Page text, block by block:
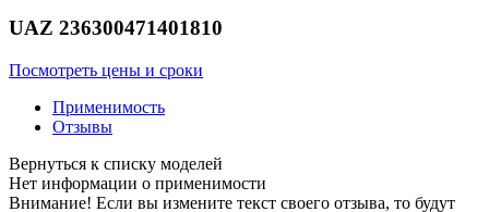
UAZ 236300471401810
Посмотреть цены и сроки
Применимость
Отзывы
Нет информации о применимости
Внимание! Если вы измените текст своего отзыва, то будут